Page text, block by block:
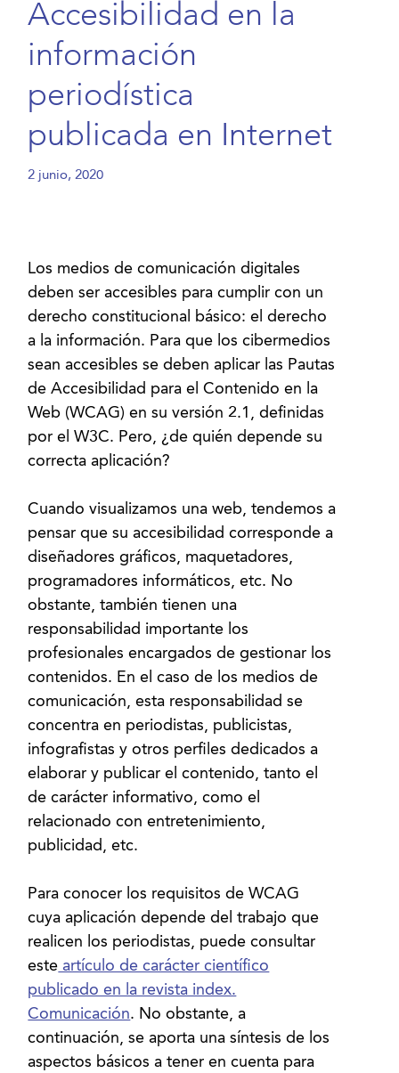
Accesibilidad en la
información
periodística
publicada en Internet
2 junio, 2020
Los medios de comunicación digitales
deben ser accesibles para cumplir con un
derecho constitucional básico: el derecho
a la información. Para que los cibermedios
sean accesibles se deben aplicar las Pautas
de Accesibilidad para el Contenido en la
Web (WCAG) en su versión 2.1, definidas
por el W3C. Pero, ¿de quién depende su
correcta aplicación?
Cuando visualizamos una web, tendemos a
pensar que su accesibilidad corresponde a
diseñadores gráficos, maquetadores,
programadores informáticos, etc. No
obstante, también tienen una
responsabilidad importante los
profesionales encargados de gestionar los
contenidos. En el caso de los medios de
comunicación, esta responsabilidad se
concentra en periodistas, publicistas,
infografistas y otros perfiles dedicados a
elaborar y publicar el contenido, tanto el
de carácter informativo, como el
relacionado con entretenimiento,
publicidad, etc.
Para conocer los requisitos de WCAG
cuya aplicación depende del trabajo que
realicen los periodistas, puede consultar
este artículo de carácter científico
publicado en la revista index.
Comunicación. No obstante, a
continuación, se aporta una síntesis de los
aspectos básicos a tener en cuenta para